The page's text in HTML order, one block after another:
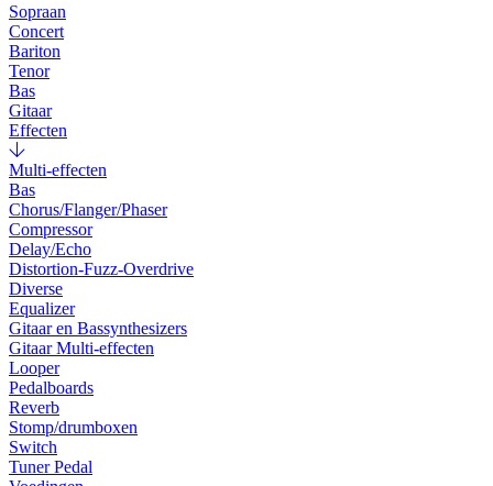
Sopraan
Concert
Bariton
Tenor
Bas
Gitaar
Effecten
Multi-effecten
Bas
Chorus/Flanger/Phaser
Compressor
Delay/Echo
Distortion-Fuzz-Overdrive
Diverse
Equalizer
Gitaar en Bassynthesizers
Gitaar Multi-effecten
Looper
Pedalboards
Reverb
Stomp/drumboxen
Switch
Tuner Pedal